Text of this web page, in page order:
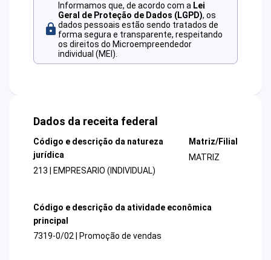
Informamos que, de acordo com a Lei
Geral de Proteção de Dados (LGPD), os
dados pessoais estão sendo tratados de
forma segura e transparente, respeitando
os direitos do Microempreendedor
individual (MEI).
Dados da receita federal
Código e descrição da natureza
jurídica
213 | EMPRESARIO (INDIVIDUAL)
Matriz/Filial
MATRIZ
Código e descrição da atividade econômica
principal
7319-0/02 | Promoção de vendas